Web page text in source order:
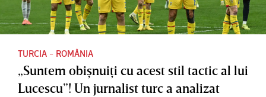
TURCIA - ROMÂNIA
„Suntem obişnuiţi cu acest stil tactic al lui
Lucescu”! Un jurnalist turc a analizat